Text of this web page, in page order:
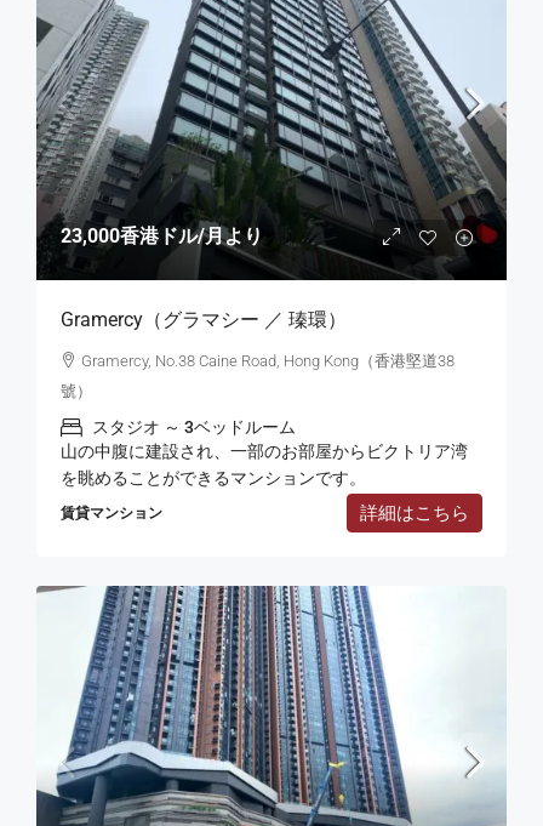
23,000香港ドル/月より
Gramercy（グラマシー ／ 瑧環）
Gramercy, No.38 Caine Road, Hong Kong（香港堅道38
號）
スタジオ ～ 3ベッドルーム
山の中腹に建設され、一部のお部屋からビクトリア湾
を眺めることができるマンションです。
賃貸マンション 詳細はこちら